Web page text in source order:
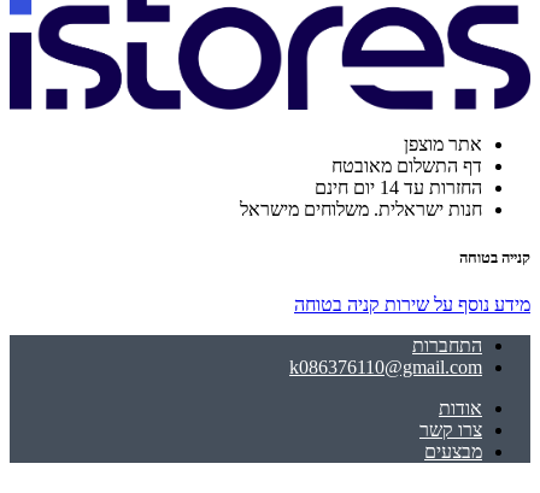
אתר מוצפן
דף התשלום מאובטח
החזרות עד 14 יום חינם
חנות ישראלית. משלוחים מישראל
קנייה בטוחה
מידע נוסף על שירות קניה בטוחה
התחברות
k086376110@gmail.com
אודות
צרו קשר
מבצעים